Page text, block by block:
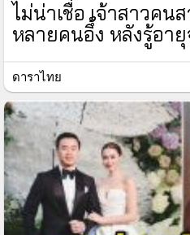
ไม่น่าเชื่อ เจ้าสาวคน
หลายคนอึ้ง หลังรู้อายุ
ดาราไทย